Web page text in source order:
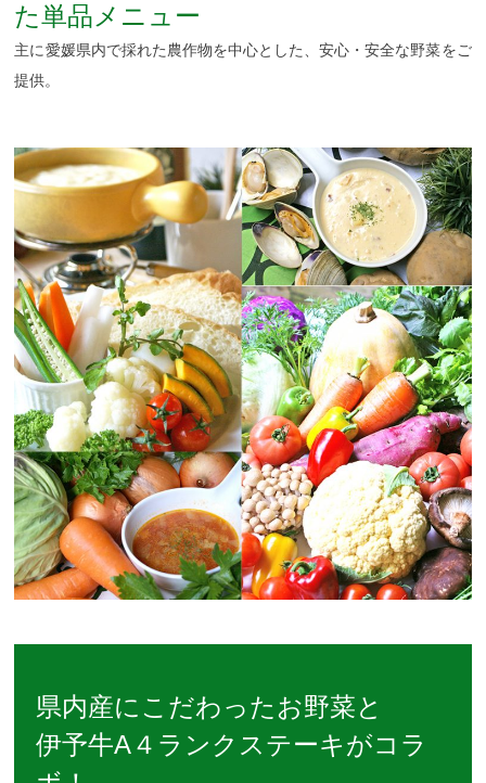
た単品メニュー
主に愛媛県内で採れた農作物を中心とした、安心・安全な野菜をご
提供。
県内産にこだわったお野菜と
伊予牛A４ランクステーキがコラ